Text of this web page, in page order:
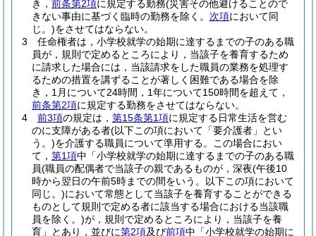
き， 前条第2項に規定する勤務(災害その他避けることので
きない事由に基づく臨時の勤務を除く。 次項において同
じ。)をさせてはならない。
3
任命権者は，小学校就学の始期に達するまでの子のある職
員が，規則で定めるところにより，当該子を養育するため
に請求した場合には，当該請求をした職員の業務を処理す
るための措置を講ずることが著しく困難である場合を除
き，1月について24時間，1年について150時間を超えて，
前条第2項に規定する勤務をさせてはならない。
4
前3項の規定は， 第15条第1項に規定する日常生活を営む
のに支障がある者(以下この項において「要介護者」とい
う。)を介護する職員について準用する。
この場合におい
て， 第1項中「小学校就学の始期に達するまでの子のある職
員(職員の配偶者で当該子の親であるものが，深夜(午後10
時から翌日の午前5時までの間をいう。以下この項において
同じ。)において常態として当該子を養育することができる
ものとして規則で定める者に該当する場合における当該職
員を除く。)が，規則で定めるところにより，当該子を養
育」とあり，並びに第2項及び前項中「小学校就学の始期に